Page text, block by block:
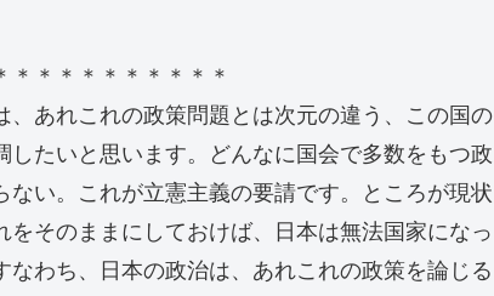
＊＊＊＊＊＊＊＊＊＊
あれこれの政策問題とは次元の違う、この国の
たいと思います。どんなに国会で多数をもつ政
い。これが立憲主義の要請です。ところが現状
そのままにしておけば、日本は無法国家になっ
わち、日本の政治は、あれこれの政策を論じる